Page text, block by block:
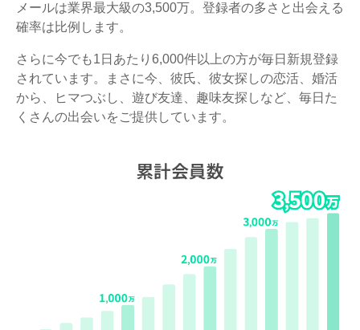
メールは業界最大級の3,500万。登録者の多さと出会える
確率は比例します。
さらに今でも1日あたり6,000件以上の方が毎日新規登録
されています。まさに今、彼氏、彼女探しの恋活、婚活
から、ヒマつぶし、遊び友達、趣味友探しなど、毎日た
くさんの出会いをご提供しています。